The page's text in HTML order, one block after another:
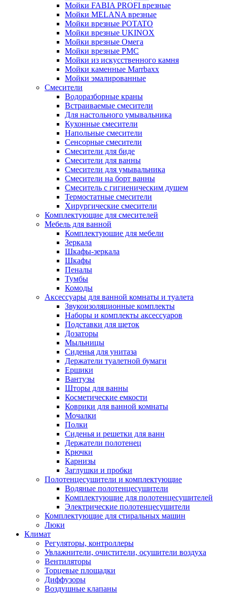
Мойки FABIA PROFI врезные
Мойки MELANA врезные
Мойки врезные POTATO
Мойки врезные UKINOX
Мойки врезные Омега
Мойки врезные РМС
Мойки из искусственного камня
Мойки каменные Marrbaxx
Мойки эмалированные
Смесители
Водоразборные краны
Встраиваемые смесители
Для настольного умывальника
Кухонные смесители
Напольные смесители
Сенсорные смесители
Смесители для биде
Смесители для ванны
Смесители для умывальника
Смесители на борт ванны
Смеситель с гигиеническим душем
Термостатные смесители
Хирургические смесители
Комплектующие для смесителей
Мебель для ванной
Комплектуюшие для мебели
Зеркала
Шкафы-зеркала
Шкафы
Пеналы
Тумбы
Комоды
Аксессуары для ванной комнаты и туалета
Звукоизоляционные комплекты
Наборы и комплекты аксессуаров
Подставки для щеток
Дозаторы
Мыльницы
Сиденья для унитаза
Держатели туалетной бумаги
Ершики
Вантузы
Шторы для ванны
Косметические емкости
Коврики для ванной комнаты
Мочалки
Полки
Сиденья и решетки для ванн
Держатели полотенец
Крючки
Карнизы
Заглушки и пробки
Полотенцесушители и комплектующие
Водяные полотенцесушители
Комплектующие для полотенцесушителей
Электрические полотенцесушители
Комплектующие для стиральных машин
Люки
Климат
Регуляторы, контроллеры
Увлажнители, очистители, осушители воздуха
Вентиляторы
Торцевые площадки
Диффузоры
Воздушные клапаны